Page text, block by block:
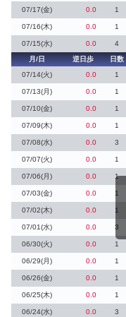
07/17(金) 0.0 1
07/16(木) 0.0 1
07/15(水) 0.0 4
月/日
逆日歩 日数
07/14(火)
0.0 1
07/13(月) 0.0 1
07/10(金) 0.0 1
07/09(木) 0.0 1
07/08(水) 0.0 3
07/07(火) 0.0 1
07/06(月) 0.0 1
07/03(金) 0.0 1
07/02(木) 0.0 1
07/01(水) 0.0 3
06/30(火) 0.0 1
06/29(月) 0.0 1
06/26(金) 0.0 1
06/25(木) 0.0 1
06/24(水) 0.0 3